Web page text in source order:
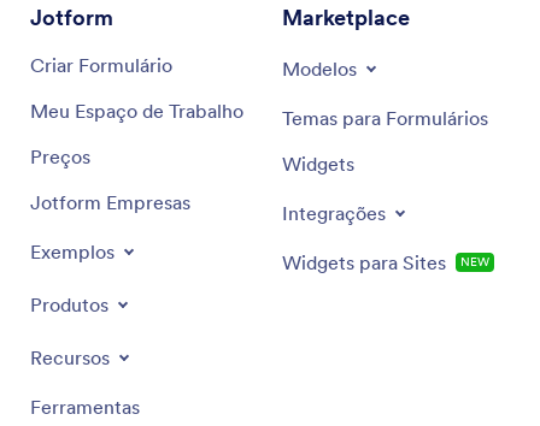
Jotform
Criar Formulário
Meu Espaço de Trabalho
Preços
Jotform Empresas
Exemplos
Produtos
Recursos
Ferramentas
Marketplace
Modelos
Temas para Formulários
Widgets
Integrações
Widgets para Sites NOVO